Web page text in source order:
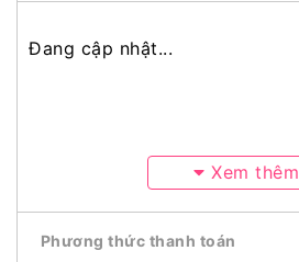
Đang cập nhật...
Xem thêm
Phương thức thanh toán